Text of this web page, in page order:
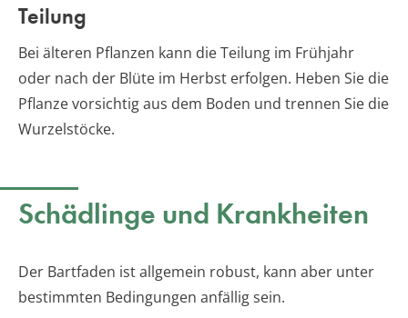
Teilung
Bei älteren Pflanzen kann die Teilung im Frühjahr
oder nach der Blüte im Herbst erfolgen. Heben Sie die
Pflanze vorsichtig aus dem Boden und trennen Sie die
Wurzelstöcke.
Schädlinge und Krankheiten
Der Bartfaden ist allgemein robust, kann aber unter
bestimmten Bedingungen anfällig sein.